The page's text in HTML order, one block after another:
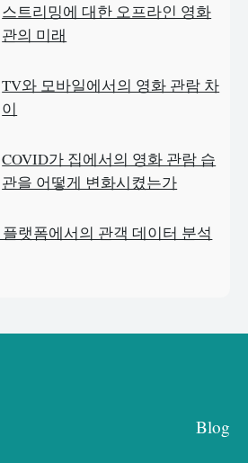
스트리밍에 대한 오프라인 영화
관의 미래
TV와 모바일에서의 영화 관람 차
이
COVID가 집에서의 영화 관람 습
관을 어떻게 변화시켰는가
랫폼에서의 관객 데이터 분석
Blog